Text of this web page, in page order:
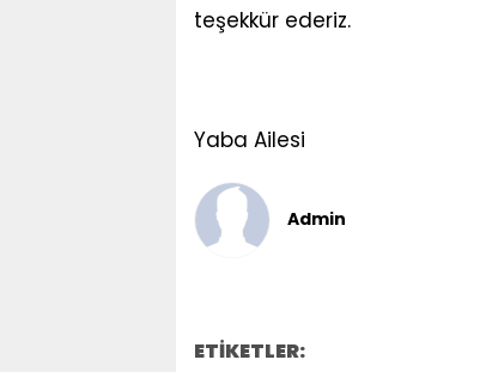
teşekkür ederiz.
Yaba Ailesi
Admin
ETİKETLER: